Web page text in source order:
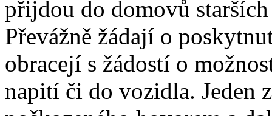
přijdou do domovů
Převážně žádají o
obracejí s žádostí o
napití či do vozidla. Jeden